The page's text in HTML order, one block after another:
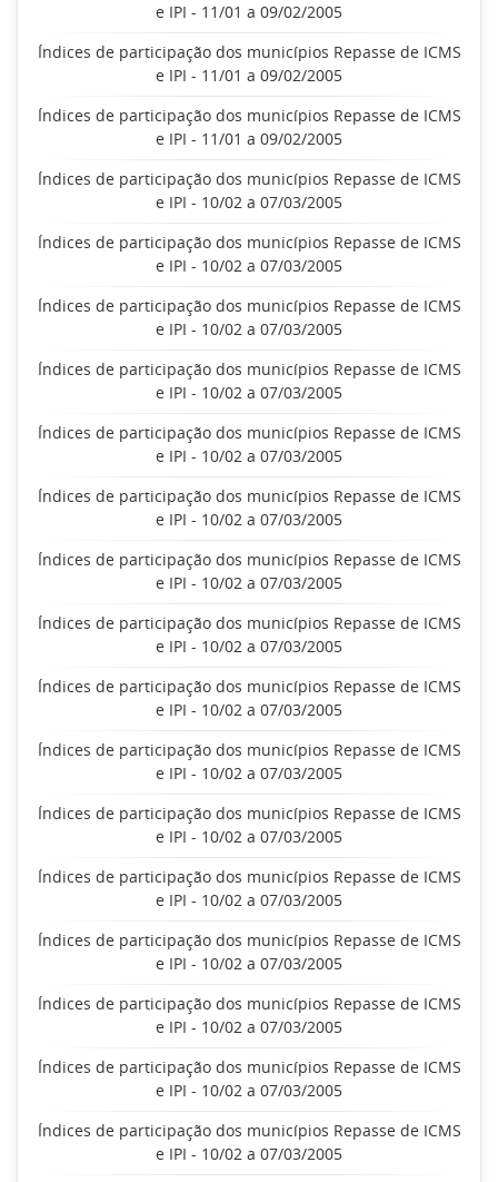
e IPI - 11/01 a 09/02/2005
Índices de participação dos municípios Repasse de ICMS
e IPI - 11/01 a 09/02/2005
Índices de participação dos municípios Repasse de ICMS
e IPI - 11/01 a 09/02/2005
Índices de participação dos municípios Repasse de ICMS
e IPI - 10/02 a 07/03/2005
Índices de participação dos municípios Repasse de ICMS
e IPI - 10/02 a 07/03/2005
Índices de participação dos municípios Repasse de ICMS
e IPI - 10/02 a 07/03/2005
Índices de participação dos municípios Repasse de ICMS
e IPI - 10/02 a 07/03/2005
Índices de participação dos municípios Repasse de ICMS
e IPI - 10/02 a 07/03/2005
Índices de participação dos municípios Repasse de ICMS
e IPI - 10/02 a 07/03/2005
Índices de participação dos municípios Repasse de ICMS
e IPI - 10/02 a 07/03/2005
Índices de participação dos municípios Repasse de ICMS
e IPI - 10/02 a 07/03/2005
Índices de participação dos municípios Repasse de ICMS
e IPI - 10/02 a 07/03/2005
Índices de participação dos municípios Repasse de ICMS
e IPI - 10/02 a 07/03/2005
Índices de participação dos municípios Repasse de ICMS
e IPI - 10/02 a 07/03/2005
Índices de participação dos municípios Repasse de ICMS
e IPI - 10/02 a 07/03/2005
Índices de participação dos municípios Repasse de ICMS
e IPI - 10/02 a 07/03/2005
Índices de participação dos municípios Repasse de ICMS
e IPI - 10/02 a 07/03/2005
Índices de participação dos municípios Repasse de ICMS
e IPI - 10/02 a 07/03/2005
Índices de participação dos municípios Repasse de ICMS
e IPI - 10/02 a 07/03/2005